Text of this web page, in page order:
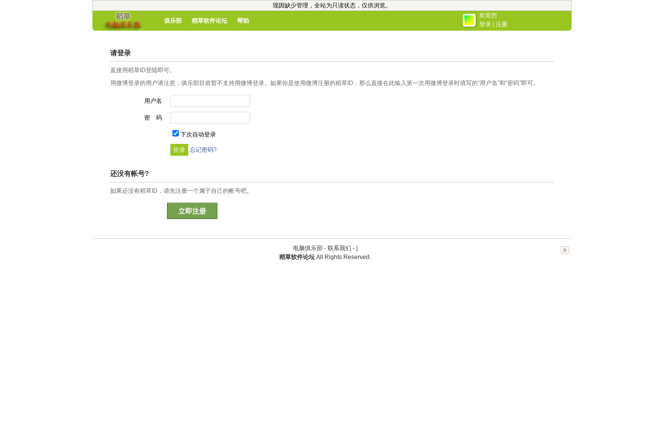
现因缺少管理，全站为只读状态，仅供浏览。
俱乐部 稻草软件论坛 帮助
欢迎您
登录
注册
请登录
直接用稻草ID登陆即可。
用微博登录的用户请注意：俱乐部目前暂不支持用微博登录。如果你是使用微博注册的稻草ID，那么直接在此输入第一次用微博登录时填写的“用户名”和“密码”即可。
用户名
密 码
下次自动登录
忘记密码?
还没有帐号?
如果还没有稻草ID，请先注册一个属于自己的帐号吧。
立即注册
电脑俱乐部 - 联系我们 -
稻草软件论坛 All Rights Reserved.